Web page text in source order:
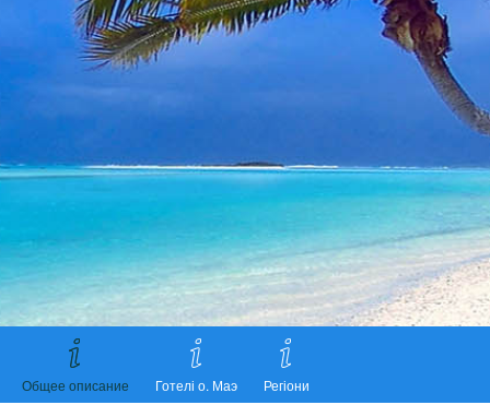
Общее описание Готелі о. Маэ Регіони